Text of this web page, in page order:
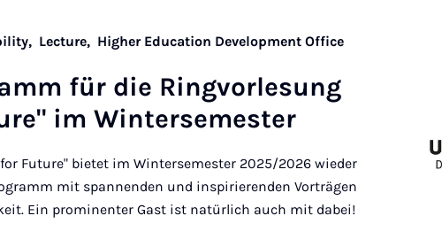
Lecture, Higher Education Development Office
für die Ring­vor­le­sung
im Win­tersemester
Future" bietet im Wintersemester 2025/2026 wieder
mit spannenden und inspirierenden Vorträgen
Ein prominenter Gast ist natürlich auch mit dabei!